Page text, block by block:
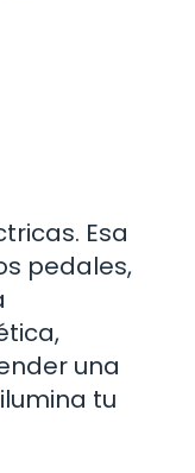
Esa
pedales,
una
tu